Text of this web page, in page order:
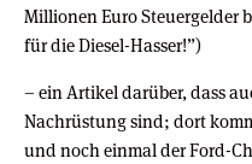
Millionen Euro Steuergelder
für die Diesel-Hasser!”)
– ein Artikel darüber, dass
Nachrüstung sind; dort
und noch einmal der Ford-